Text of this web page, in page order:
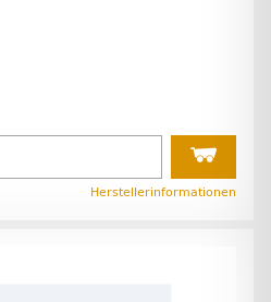
Herstellerinformationen